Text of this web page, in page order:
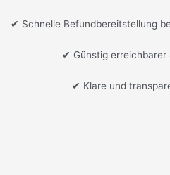
✔ Schnelle Befundbereitstellung
✔ Günstig erreichbarer
✔ Klare und